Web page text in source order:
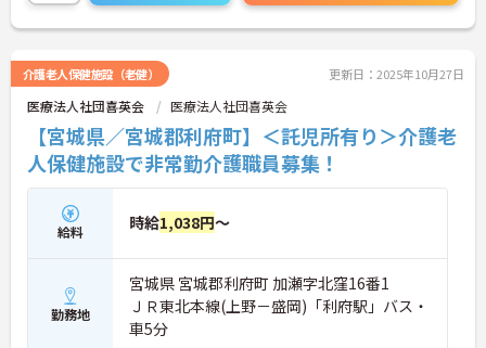
介護老人保健施設（老健） 更新日：2025年10月27日
医療法人社団喜英会 医療法人社団喜英会
【宮城県／宮城郡利府町】＜託児所有り＞介護老
人保健施設で非常勤介護職員募集！
給料 時給1,038円～
勤務地
宮城県 宮城郡利府町 加瀬字北窪16番1
ＪＲ東北本線(上野－盛岡)「利府駅」バス・
車5分